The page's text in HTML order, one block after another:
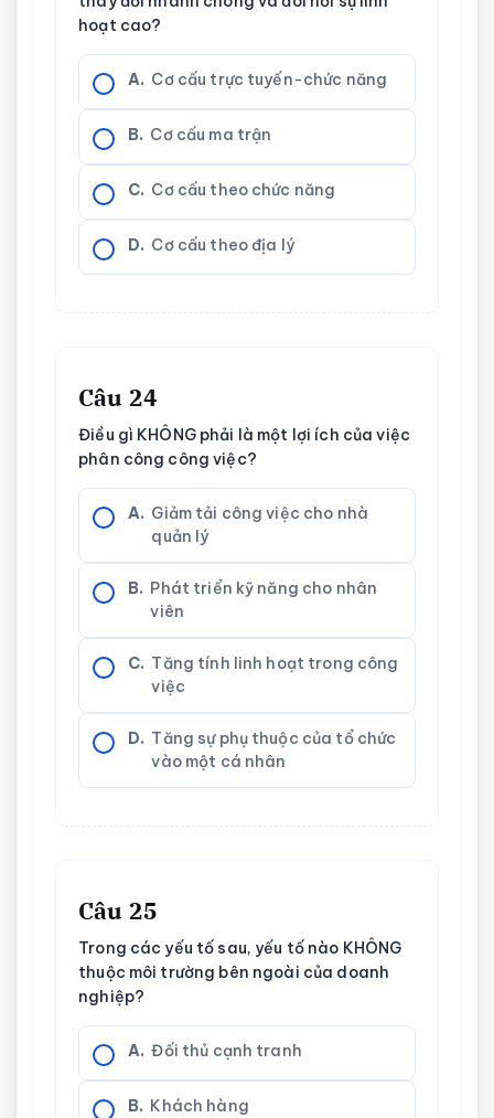
hoạt cao?
A. Cơ cấu trực tuyến-chức năng
B. Cơ cấu ma trận
C. Cơ cấu theo chức năng
D. Cơ cấu theo địa lý
Câu 24
Điều gì KHÔNG phải là một lợi ích của việc
phân công công việc?
A. Giảm tải công việc cho nhà
quản lý
B. Phát triển kỹ năng cho nhân
viên
C. Tăng tính linh hoạt trong công
việc
D. Tăng sự phụ thuộc của tổ chức
vào một cá nhân
Câu 25
Trong các yếu tố sau, yếu tố nào KHÔNG
thuộc môi trường bên ngoài của doanh
nghiệp?
A. Đối thủ cạnh tranh
B. Khách hàng